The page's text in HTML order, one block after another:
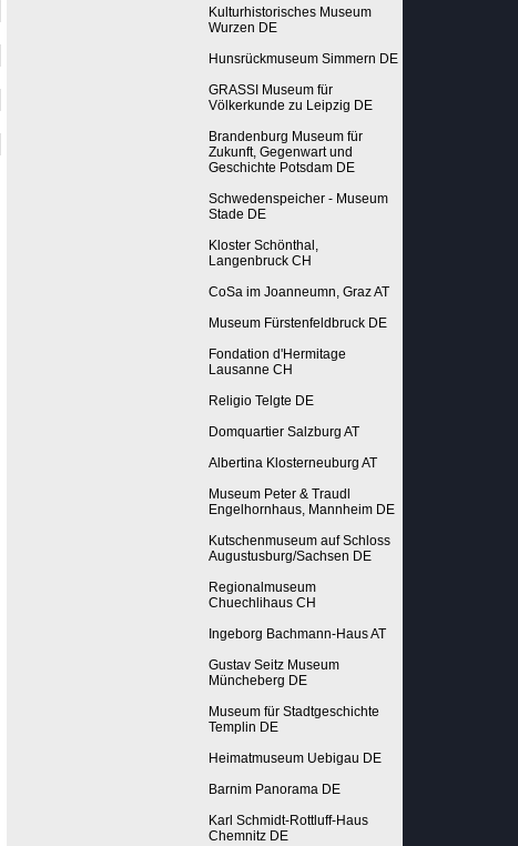
Kulturhistorisches Museum
Wurzen DE
Hunsrückmuseum Simmern DE
GRASSI Museum für
Völkerkunde zu Leipzig DE
Brandenburg Museum für
Zukunft, Gegenwart und
Geschichte Potsdam DE
Schwedenspeicher - Museum
Stade DE
Kloster Schönthal,
Langenbruck CH
CoSa im Joanneumn, Graz AT
Museum Fürstenfeldbruck DE
Fondation d'Hermitage
Lausanne CH
Religio Telgte DE
Domquartier Salzburg AT
Albertina Klosterneuburg AT
Museum Peter & Traudl
Engelhornhaus, Mannheim DE
Kutschenmuseum auf Schloss
Augustusburg/Sachsen DE
Regionalmuseum
Chuechlihaus CH
Ingeborg Bachmann-Haus AT
Gustav Seitz Museum
Müncheberg DE
Museum für Stadtgeschichte
Templin DE
Heimatmuseum Uebigau DE
Barnim Panorama DE
Karl Schmidt-Rottluff-Haus
Chemnitz DE